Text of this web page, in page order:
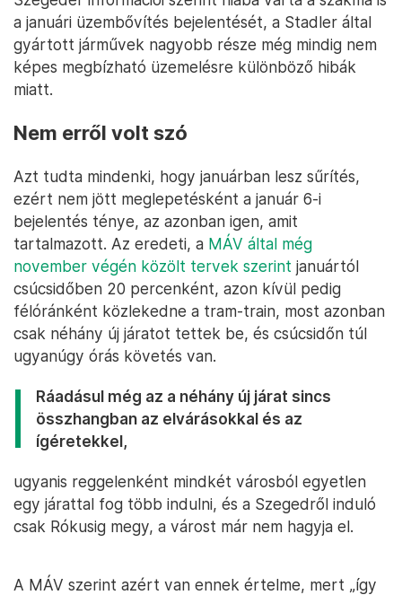
a januári üzembővítés bejelentését, a Stadler által
gyártott járművek nagyobb része még mindig nem
képes megbízható üzemelésre különböző hibák
miatt.
Nem erről volt szó
Azt tudta mindenki, hogy januárban lesz sűrítés,
ezért nem jött meglepetésként a január 6-i
bejelentés ténye, az azonban igen, amit
tartalmazott. Az eredeti, a MÁV által még
november végén közölt tervek szerint januártól
csúcsidőben 20 percenként, azon kívül pedig
félóránként közlekedne a tram-train, most azonban
csak néhány új járatot tettek be, és csúcsidőn túl
ugyanúgy órás követés van.
Ráadásul még az a néhány új járat sincs
összhangban az elvárásokkal és az
ígéretekkel,
ugyanis reggelenként mindkét városból egyetlen
egy járattal fog több indulni, és a Szegedről induló
csak Rókusig megy, a várost már nem hagyja el.
A MÁV szerint azért van ennek értelme, mert „így